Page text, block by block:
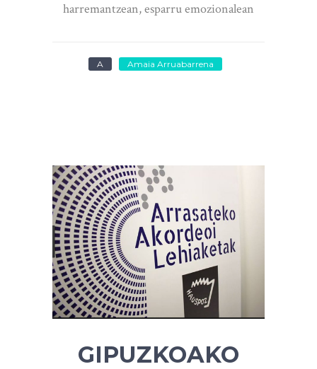
harremantzean, esparru emozionalean
A Amaia Arruabarrena
GIPUZKOAKO